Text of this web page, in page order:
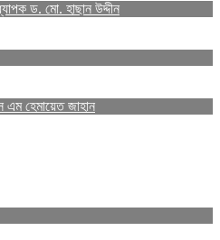
ড. মো. হাছান উদ্দীন
এম হেমায়েত জাহান